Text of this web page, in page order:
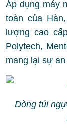
Áp dụng máy
toàn của
lượng cao
Polytech,
mang lại sự
Dòng túi